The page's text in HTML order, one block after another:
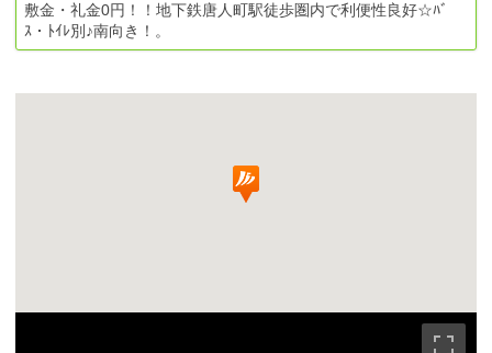
敷金・礼金0円！！地下鉄唐人町駅徒歩圏内で利便性良好☆ﾊﾞ
ｽ・ﾄｲﾚ別♪南向き！。